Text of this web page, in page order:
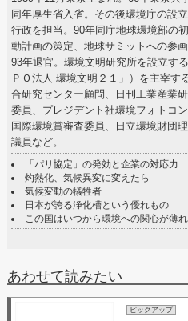
同年厚生省入省。その後環境庁の設
行政を担当。90年同庁地球環境部の
動計画の策定、地球サミットへの参
93年退官。環境文明研究所を設立す
ＰＯ法人 環境文明２１」）を主宰す
合研究センター顧問、日刊工業産業
委員、プレジデント社環境フォトコ
国際環境賞審査委員、日立環境財団
議員など。
「パリ協定」の発効と企業の対応力
灼熱化、気候異変に変えたら
気候変動の犠牲者
日本が誇る浄化槽という優れもの
この国はいつから環境への関心が薄
あわせて読みたい
ピックアップ